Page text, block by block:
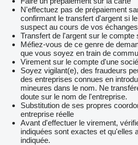
N'effectuez pas de prépaiement
confirmant le transfert d'argent si
suspect au cours de vos
Transfert de l'argent sur le compte
Méfiez-vous de ce genre de
que vous soyez en train de
Virement sur le compte d'une
Soyez vigilant(e), des fraudeurs
des entreprises connues en
mineures dans le nom. Ne
doute sur le nom de l'entreprise.
Substitution de ses propres
entreprise réelle
Avant d'effectuer le virement,
indiquées sont exactes et qu'elles
indiquée.